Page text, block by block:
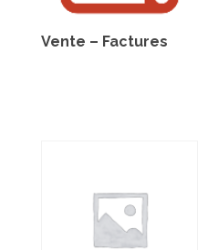
Vente – Factures